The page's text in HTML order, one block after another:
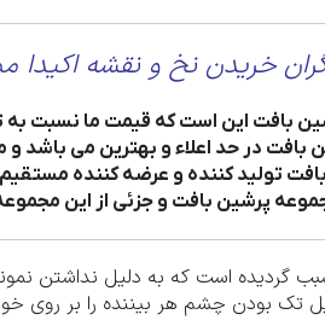
خریدن نخ و نقشه اکیدا
در حد اعلاء و بهترین می باشد و
تولید کننده و عرضه کننده
پرشین بافت و جزئی از این
است که به دلیل نداشتن
تک بودن چشم هر بیننده را بر روی